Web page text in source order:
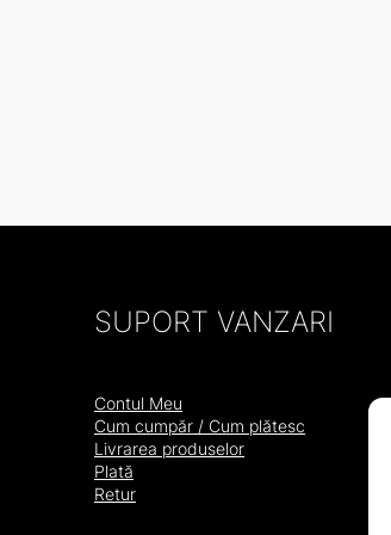
SUPORT VANZARI
Contul Meu
Cum cumpăr / Cum plătesc
Livrarea produselor
Plată
Retur